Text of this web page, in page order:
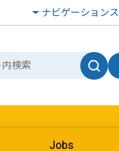
ナビゲーション
Jobs